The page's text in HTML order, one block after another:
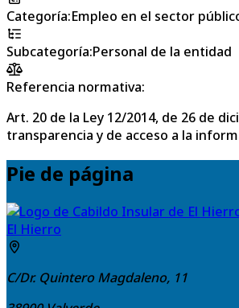
Categoría:Empleo en el sector
Subcategoría:Personal de la entidad
Referencia normativa:
Art. 20 de la Ley 12/2014, de 26 de
transparencia y de acceso a la
Pie de página
El Hierro
C/Dr. Quintero Magdaleno, 11